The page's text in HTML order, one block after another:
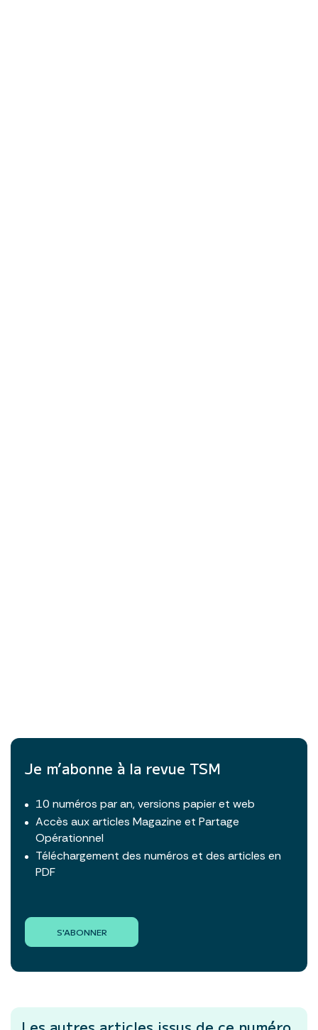
Je m’abonne à la revue TSM
10 numéros par an, versions papier et web
Accès aux articles Magazine et Partage
Opérationnel
Téléchargement des numéros et des articles en
PDF
S'ABONNER